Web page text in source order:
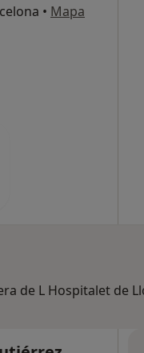
• Mapa
de L Hospitalet de